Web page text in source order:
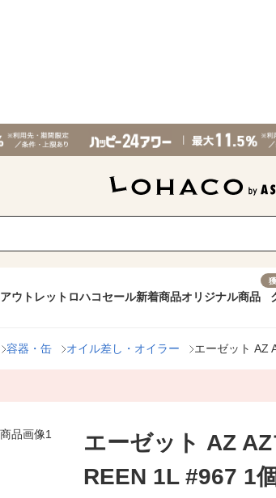
アウトレット ロハコセール新着商品オリジナル商品
容器・缶 オイル差し・オイラー エーゼット AZ
エーゼット AZ
REEN 1L #967 1個